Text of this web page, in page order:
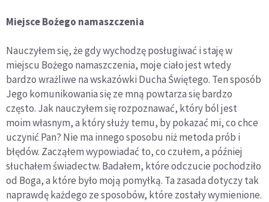
Miejsce Bożego namaszczenia
Nauczyłem się, że gdy wychodzę posługiwać i staję w
miejscu Bożego namaszczenia, moje ciało jest wtedy
bardzo wrażliwe na wskazówki Ducha Świętego. Ten sposób
Jego komunikowania się ze mną powtarza się bardzo
często. Jak nauczyłem się rozpoznawać, który ból jest
moim własnym, a który służy temu, by pokazać mi, co chce
uczynić Pan? Nie ma innego sposobu niż metoda prób i
błędów. Zacząłem wypowiadać to, co czułem, a później
słuchałem świadectw. Badałem, które odczucie pochodziło
od Boga, a które było moją pomyłką. Ta zasada dotyczy tak
naprawdę każdego ze sposobów, które zostały wymienione.